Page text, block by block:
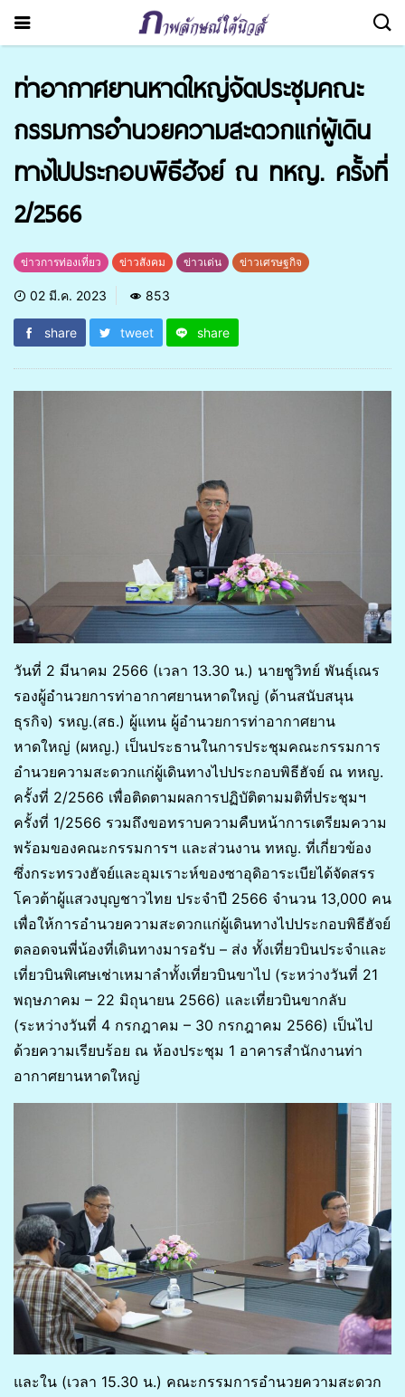
ท่าอากาศยานหาดใหญ่จัดประชุมคณะ
กรรมการอำนวยความสะดวกแก่ผู้เดิน
ทางไปประกอบพิธีฮัจย์ ณ ทหญ. ครั้งที่
2/2566
ข่าวการท่องเที่ยว ข่าวสังคม ข่าวเด่น ข่าวเศรษฐกิจ
02 มี.ค. 2023 853
share tweet share
วันที่ 2 มีนาคม 2566 (เวลา 13.30 น.) นายชูวิทย์ พันธุ์เณร
รองผู้อำนวยการท่าอากาศยานหาดใหญ่ (ด้านสนับสนุน
ธุรกิจ) รหญ.(สธ.) ผู้แทน ผู้อำนวยการท่าอากาศยาน
หาดใหญ่ (ผหญ.) เป็นประธานในการประชุมคณะกรรมการ
อำนวยความสะดวกแก่ผู้เดินทางไปประกอบพิธีฮัจย์ ณ ทหญ.
ครั้งที่ 2/2566 เพื่อติดตามผลการปฏิบัติตามมติที่ประชุมฯ
ครั้งที่ 1/2566 รวมถึงขอทราบความคืบหน้าการเตรียมความ
พร้อมของคณะกรรมการฯ และส่วนงาน ทหญ. ที่เกี่ยวข้อง
ซึ่งกระทรวงฮัจย์และอุมเราะห์ของซาอุดิอาระเบียได้จัดสรร
โควต้าผู้แสวงบุญชาวไทย ประจำปี 2566 จำนวน 13,000 คน
เพื่อให้การอำนวยความสะดวกแก่ผู้เดินทางไปประกอบพิธีฮัจย์
ตลอดจนพี่น้องที่เดินทางมารอรับ – ส่ง ทั้งเที่ยวบินประจำและ
เที่ยวบินพิเศษเช่าเหมาลำทั้งเที่ยวบินขาไป (ระหว่างวันที่ 21
พฤษภาคม – 22 มิถุนายน 2566) และเที่ยวบินขากลับ
(ระหว่างวันที่ 4 กรกฎาคม – 30 กรกฎาคม 2566) เป็นไป
ด้วยความเรียบร้อย ณ ห้องประชุม 1 อาคารสำนักงานท่า
อากาศยานหาดใหญ่
และใน (เวลา 15.30 น.) คณะกรรมการอำนวยความสะดวก